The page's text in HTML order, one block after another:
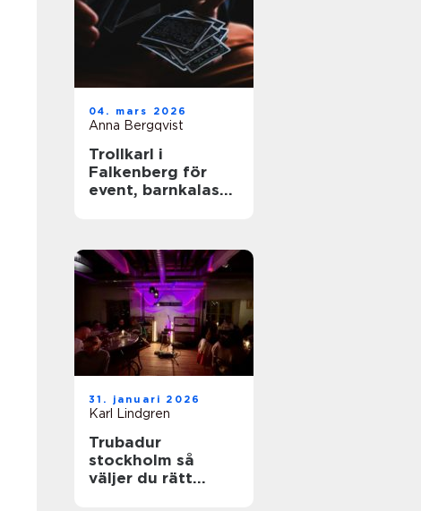
04. mars 2026
Anna Bergqvist
Trollkarl i
Falkenberg för
event, barnkalas
31. januari 2026
Karl Lindgren
Trubadur
stockholm så
väljer du rätt